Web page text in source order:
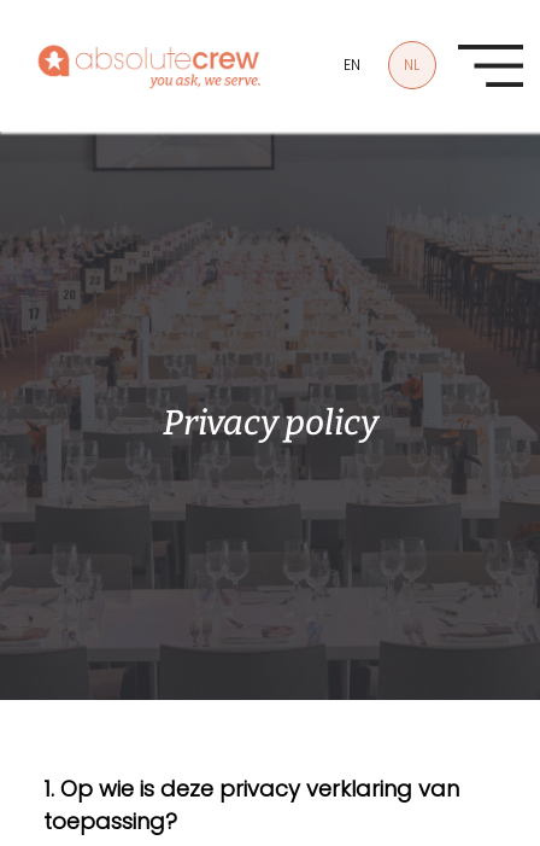
EN NL
Privacy policy
1. Op wie is deze privacy verklaring van
toepassing?